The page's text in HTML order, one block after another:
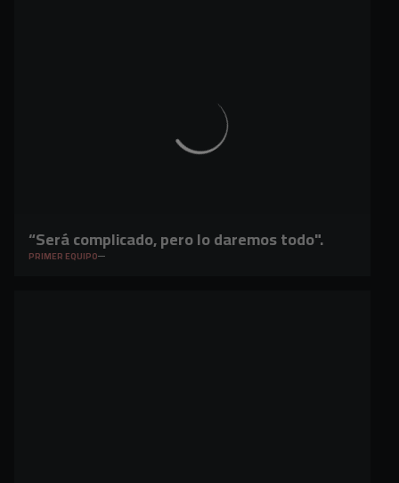
“Será complicado, pero lo daremos todo".
PRIMER EQUIPO